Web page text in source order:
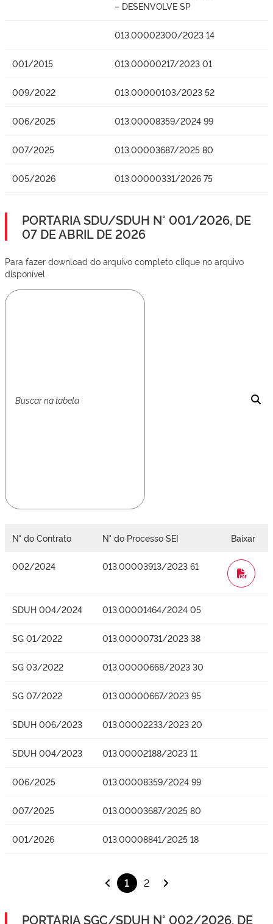
– DESENVOLVE SP
013.00002300/2023 14
001/2015 013.00000217/2023 01
009/2022 013.00000103/2023 52
006/2025 013.00008359/2024 99
007/2025 013.00003687/2025 80
005/2026 013.00000331/2026 75
PORTARIA SDU/SDUH N° 001/2026, DE
07 DE ABRIL DE 2026
Para fazer download do arquivo completo clique no arquivo
disponível
N° do Contrato N° do Processo SEI Baixar
002/2024 013.00003913/2023 61
WORD
SDUH 004/2024 013.00001464/2024 05
SG 01/2022 013.00000731/2023 38
SG 03/2022 013.00000668/2023 30
SG 07/2022 013.00000667/2023 95
SDUH 006/2023 013.00002233/2023 20
SDUH 004/2023 013.00002188/2023 11
006/2025 013.00008359/2024 99
007/2025 013.00003687/2025 80
001/2026 013.00008841/2025 18
1 2
PORTARIA SGC/SDUH N° 002/2026, DE